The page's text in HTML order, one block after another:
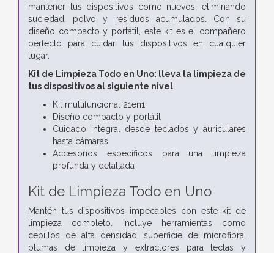
mantener tus dispositivos como nuevos, eliminando
suciedad, polvo y residuos acumulados. Con su
diseño compacto y portátil, este kit es el compañero
perfecto para cuidar tus dispositivos en cualquier
lugar.
Kit de Limpieza Todo en Uno: lleva la limpieza de
tus dispositivos al siguiente nivel
Kit multifuncional 21en1
Diseño compacto y portátil
Cuidado integral desde teclados y auriculares
hasta cámaras
Accesorios específicos para una limpieza
profunda y detallada
Kit de Limpieza Todo en Uno
Mantén tus dispositivos impecables con este kit de
limpieza completo. Incluye herramientas como
cepillos de alta densidad, superficie de microfibra,
plumas de limpieza y extractores para teclas y